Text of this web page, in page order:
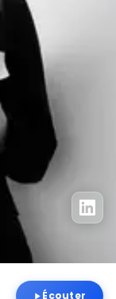
Écouter